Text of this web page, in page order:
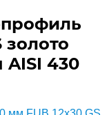
золото
AISI 430